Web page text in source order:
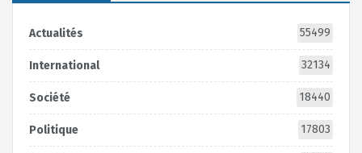
Actualités 55499
International 32134
Société 18440
Politique 17803